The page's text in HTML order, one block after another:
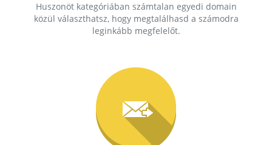
Huszonöt kategóriában számtalan egyedi domain
közül választhatsz, hogy megtalálhasd a számodra
leginkább megfelelőt.